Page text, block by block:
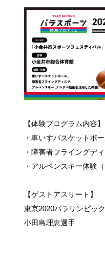
【体験プログラム内容】
・車いすバスケットボ
・障害者フライングデ
・アルペンスキー体験
【ゲストアスリート】
東京2020パラリンピッ
小田島理恵選手